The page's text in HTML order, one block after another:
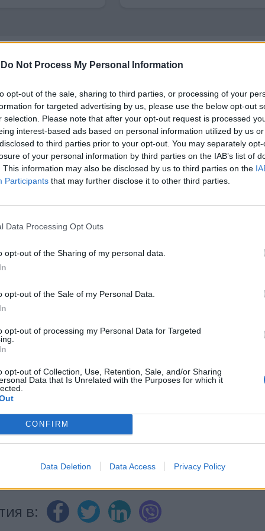
Do Not Process My Personal Information
opt-out of the sale, sharing to third parties, or processing of your
for targeted advertising by us, please use the below opt-out
selection. Please note that after your opt-out request is processed
interest-based ads based on personal information utilized by us
to third parties prior to your opt-out. You may separately
of your personal information by third parties on the IAB’s list of
This information may also be disclosed by us to third parties on the
Participants that may further disclose it to other third parties.
Data Processing Opt Outs
opt-out of the Sharing of my personal data.
opt-out of the Sale of my Personal Data.
opt-out of processing my Personal Data for Targeted
opt-out of Collection, Use, Retention, Sale, and/or Sharing
Data that Is Unrelated with the Purposes for which it
CONFIRM
Data Deletion Data Access Privacy Policy
остава висока. Брюксел допуска
еврозоната за САЩ може да се провалят, така че
.
почти нулева инфлация на стокитев
очаква постепенно забавяне на инфлацията до
при ориентировъчен спад до 0.7%. По-
в ЕС, при ниво от 5.9% за тази година и
Последвайте ни във
ВЪВ facebook
в: